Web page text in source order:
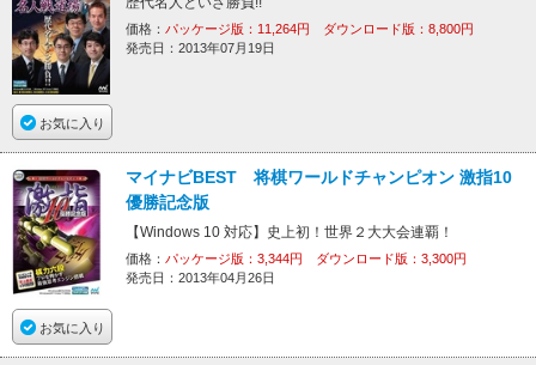
お気に入り
価格： パッケージ版：11,264円 ダウンロード版：8,800円
発売日：2013年07月19日
お気に入り
マイナビBEST 将棋ワールドチャンピオン 激指10
優勝記念版
【Windows 10 対応】史上初！世界２大大会連覇！
価格： パッケージ版：3,344円 ダウンロード版：3,300円
発売日：2013年04月26日